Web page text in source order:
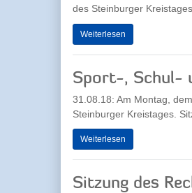
des Steinburger Kreistages
Weiterlesen
Sport-, Schul-
31.08.18: Am Montag,
Steinburger Kreistages.
Weiterlesen
Sitzung des